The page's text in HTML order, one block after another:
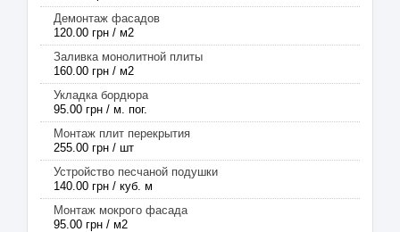
Демонтаж фасадов
120.00 грн / м2
Заливка монолитной плиты
160.00 грн / м2
Укладка бордюра
95.00 грн / м. пог.
Монтаж плит перекрытия
255.00 грн / шт
Устройство песчаной подушки
140.00 грн / куб. м
Монтаж мокрого фасада
95.00 грн / м2